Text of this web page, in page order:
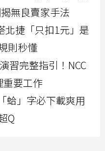
無良賣家手法
北捷「只扣1元」是
則秒懂
習完整指引！NCC
重要工作
蛤」字必下載爽用
Q